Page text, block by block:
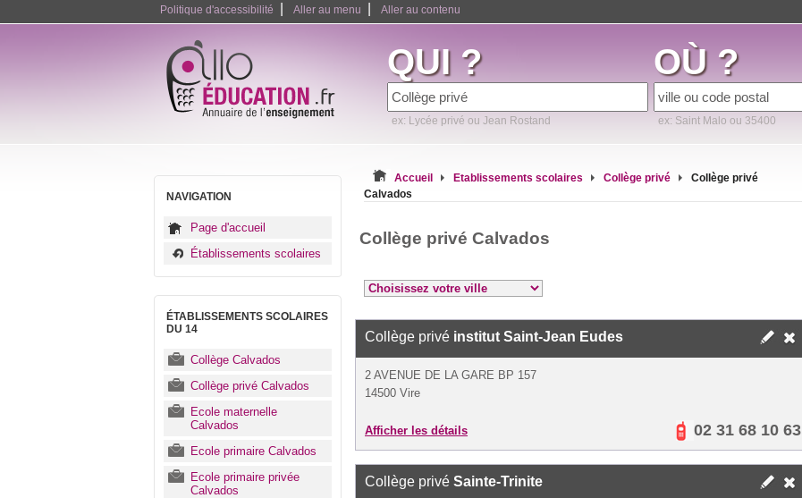
Politique d'accessibilité Aller au menu Aller au contenu
QUI ?
ex: Lycée privé ou Jean Rostand
OÙ ?
ex: Saint Malo ou 35400
NAVIGATION
Page d'accueil
Établissements scolaires
ÉTABLISSEMENTS SCOLAIRES
DU 14
Collège Calvados
Collège privé Calvados
Ecole maternelle
Calvados
Ecole primaire Calvados
Ecole primaire privée
Calvados
Accueil Etablissements scolaires Collège privé
Collège privé
Calvados
Collège privé Calvados
Collège privé institut Saint-Jean Eudes
2 AVENUE DE LA GARE BP 157
14500 Vire
Afficher les détails 02 31 68 10 63
Collège privé Sainte-Trinite